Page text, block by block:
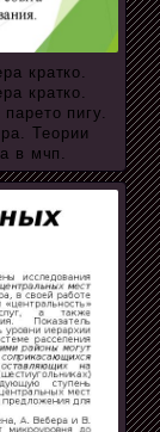
кратко.
кратко.
пигу.
Теории
в мчп.